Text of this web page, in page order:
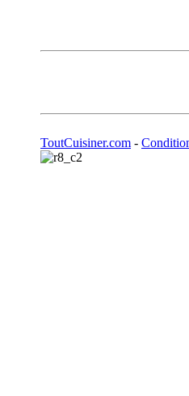
ToutCuisiner.com -